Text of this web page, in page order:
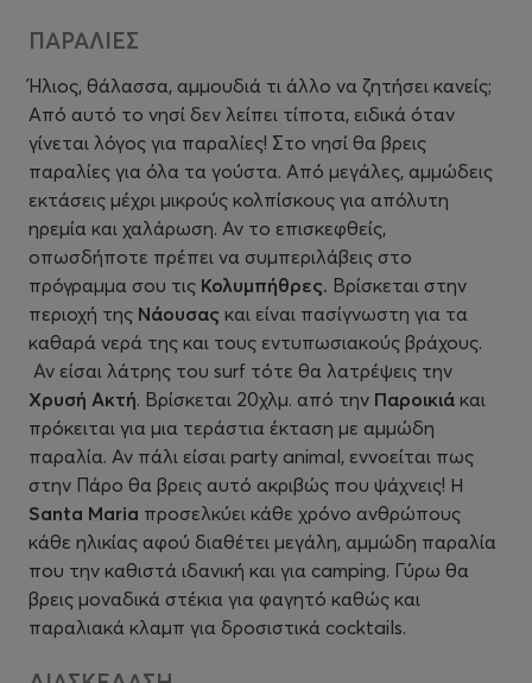
ΠΑΡΑΛΙΕΣ
Ήλιος, θάλασσα, αμμουδιά τι άλλο να ζητήσει κανείς;
Από αυτό το νησί δεν λείπει τίποτα, ειδικά όταν
γίνεται λόγος για παραλίες! Στο νησί θα βρεις
παραλίες για όλα τα γούστα. Από μεγάλες, αμμώδεις
εκτάσεις μέχρι μικρούς κολπίσκους για απόλυτη
ηρεμία και χαλάρωση. Αν το επισκεφθείς,
οπωσδήποτε πρέπει να συμπεριλάβεις στο
πρόγραμμα σου τις Κολυμπήθρες. Βρίσκεται στην
περιοχή της Νάουσας και είναι πασίγνωστη για τα
καθαρά νερά της και τους εντυπωσιακούς βράχους.
Αν είσαι λάτρης του surf τότε θα λατρέψεις την
Χρυσή Ακτή. Βρίσκεται 20χλμ. από την Παροικιά και
πρόκειται για μια τεράστια έκταση με αμμώδη
παραλία. Αν πάλι είσαι party animal, εννοείται πως
στην Πάρο θα βρεις αυτό ακριβώς που ψάχνεις! Η
Santa Maria προσελκύει κάθε χρόνο ανθρώπους
κάθε ηλικίας αφού διαθέτει μεγάλη, αμμώδη παραλία
που την καθιστά ιδανική και για camping. Γύρω θα
βρεις μοναδικά στέκια για φαγητό καθώς και
παραλιακά κλαμπ για δροσιστικά cocktails.